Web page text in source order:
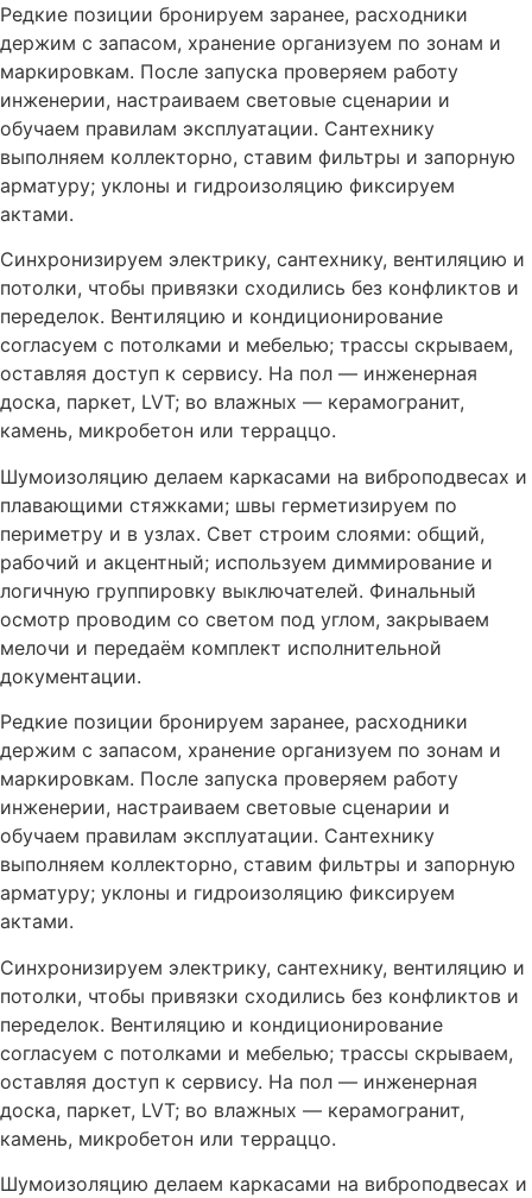
Редкие позиции бронируем заранее, расходники
держим с запасом, хранение организуем по зонам и
маркировкам. После запуска проверяем работу
инженерии, настраиваем световые сценарии и
обучаем правилам эксплуатации. Сантехнику
выполняем коллекторно, ставим фильтры и запорную
арматуру; уклоны и гидроизоляцию фиксируем
актами.
Синхронизируем электрику, сантехнику, вентиляцию и
потолки, чтобы привязки сходились без конфликтов и
переделок. Вентиляцию и кондиционирование
согласуем с потолками и мебелью; трассы скрываем,
оставляя доступ к сервису. На пол — инженерная
доска, паркет, LVT; во влажных — керамогранит,
камень, микробетон или терраццо.
Шумоизоляцию делаем каркасами на виброподвесах и
плавающими стяжками; швы герметизируем по
периметру и в узлах. Свет строим слоями: общий,
рабочий и акцентный; используем диммирование и
логичную группировку выключателей. Финальный
осмотр проводим со светом под углом, закрываем
мелочи и передаём комплект исполнительной
документации.
Редкие позиции бронируем заранее, расходники
держим с запасом, хранение организуем по зонам и
маркировкам. После запуска проверяем работу
инженерии, настраиваем световые сценарии и
обучаем правилам эксплуатации. Сантехнику
выполняем коллекторно, ставим фильтры и запорную
арматуру; уклоны и гидроизоляцию фиксируем
актами.
Синхронизируем электрику, сантехнику, вентиляцию и
потолки, чтобы привязки сходились без конфликтов и
переделок. Вентиляцию и кондиционирование
согласуем с потолками и мебелью; трассы скрываем,
оставляя доступ к сервису. На пол — инженерная
доска, паркет, LVT; во влажных — керамогранит,
камень, микробетон или терраццо.
Шумоизоляцию делаем каркасами на виброподвесах и